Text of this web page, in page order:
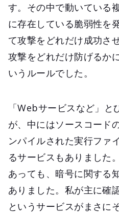
す。その中で動いている
に存在している脆弱性を
て攻撃をどれだけ成功さ
攻撃をどれだけ防げるか
いうルールでした。
「Webサービスなど」と
が、中にはソースコード
ンパイルされた実行ファ
るサービスもありました
あっても、暗号に関する
ありました。私が主に確
というサービスがまさに